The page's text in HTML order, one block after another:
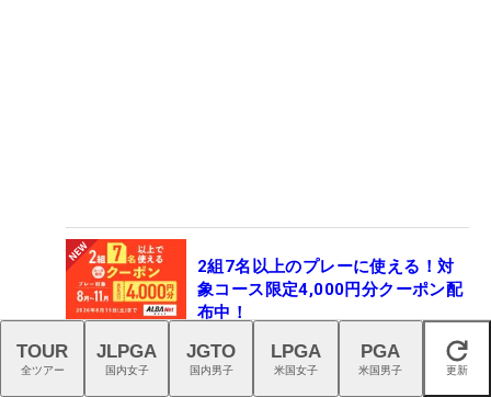
2組7名以上のプレーに使える！対
象コース限定4,000円分クーポン配
布中！
2026年8月9日 (日) 06時00分 閉じる
TOUR
全ツアー
JLPGA
国内女子
JGTO
国内男子
LPGA
米国女子
PGA
米国男子 更新